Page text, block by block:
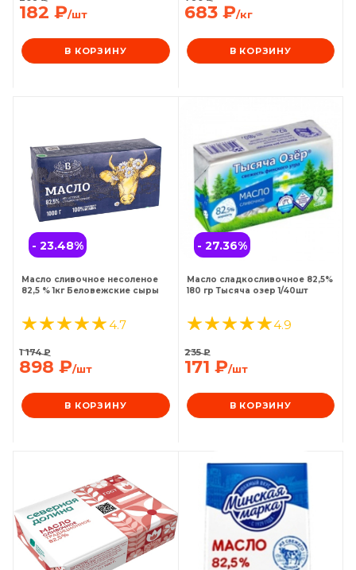
182 ₽/шт
В КОРЗИНУ
683₽/кг
В КОРЗИНУ
- 23.48%
Масло сливочное несоленое
82,5 % 1кг Беловежские сыры
4.7
898 ₽/шт
1 174₽
В КОРЗИНУ
- 27.36%
Масло сладкосливочное 82,5%
180 гр Тысяча озер 1/40шт
4.9
171 ₽/шт
235₽
В КОРЗИНУ